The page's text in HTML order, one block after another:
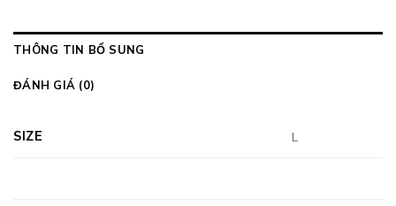
THÔNG TIN BỔ SUNG
ĐÁNH GIÁ (0)
SIZE L